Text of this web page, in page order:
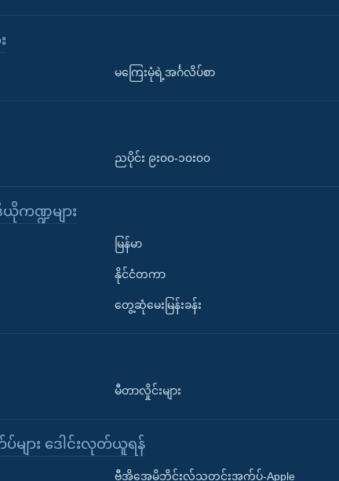
မကြေးမုံရဲ့အင်္ဂလိပ်စာ
ညပိုင်း ၉း၀၀-၁၀း၀၀
ကဏ္ဍများ
မြန်မာ
နိုင်ငံတကာ
တွေ့ဆုံမေးမြန်းခန်း
မီတာလှိုင်းများ
ျား ဒေါင်းလုတ်ယူရန်
ဗွီအိုအေမိုဘိုင်းလ်သတင်းအက်ပ်-Apple